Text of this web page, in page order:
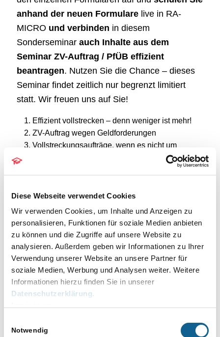
Diese Webseite verwendet Cookies
Wir verwenden Cookies, um Inhalte und Anzeigen zu
personalisieren, Funktionen für soziale Medien anbieten
zu können und die Zugriffe auf unsere Website zu
analysieren. Außerdem geben wir Informationen zu Ihrer
Verwendung unserer Website an unsere Partner für
soziale Medien, Werbung und Analysen weiter. Weitere
Informationen hierzu finden Sie in unserer
Datenschutzerklärung.
Notwendig
anhand der neuen Formularelive in RA-
MICRO und verbinden in diesem
Sonderseminar auch Inhalte aus dem
Seminar ZV-Auftrag / PfÜB effizient
beantragen. Nutzen Sie die Chance – dieses
Seminar findet zeitlich nur begrenzt limitiert
statt. Wir freuen uns auf Sie!
Effizient vollstrecken – denn weniger ist mehr!
ZV-Auftrag wegen Geldforderungen
Vollstreckungsaufträge, wenn es nicht um
Geldforderungen
Antrag auf Erlass eines Pfändungs- und
Überweisungsbeschlusses wegen
Unterhaltsforderungen
dazugehörige Forderungsaufstellen und
Buchungen
Antrag auf Erlass einer richterlichen Anordnung
nach § 758a ZPO Abs. 1 ZPO
Abrechnung der anwaltlichen Tätigkeit bei
Inkassorecht